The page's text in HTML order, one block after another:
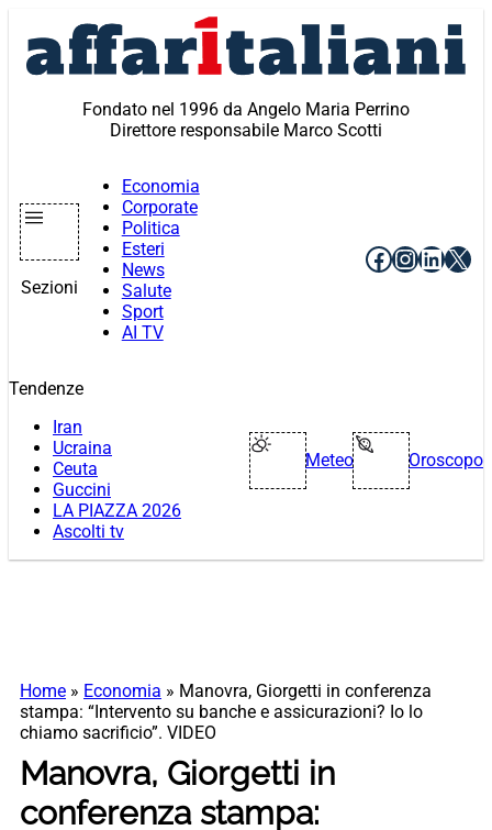
contenuto
Fondato nel 1996 da Angelo Maria Perrino
Direttore responsabile Marco Scotti
Sezioni
Economia
Corporate
Politica
Esteri
News
Salute
Sport
AI TV
Facebook
X
Tendenze
Iran
Ucraina
Ceuta
Guccini
LA PIAZZA 2026
Ascolti tv
Meteo Oroscopo
Home » Economia » Manovra, Giorgetti in conferenza
stampa: “Intervento su banche e assicurazioni? Io lo
chiamo sacrificio”. VIDEO
Manovra, Giorgetti in
conferenza stampa: